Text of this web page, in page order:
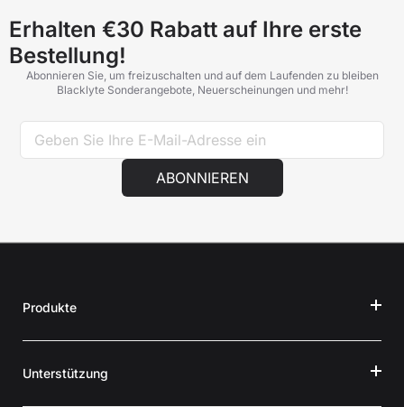
Erhalten €30 Rabatt auf Ihre erste
Bestellung!
Abonnieren Sie, um freizuschalten und auf dem Laufenden zu bleiben
Blacklyte Sonderangebote, Neuerscheinungen und mehr!
ABONNIEREN
Produkte
Unterstützung